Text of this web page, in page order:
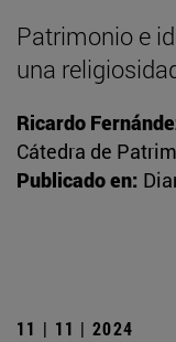
Patrimonio e
una
Ricardo
Cátedra de
Publicado en:
11 | 11 | 2024